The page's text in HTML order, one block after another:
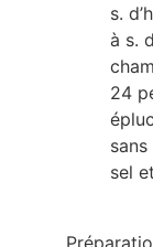
s.
à s.
24
sel